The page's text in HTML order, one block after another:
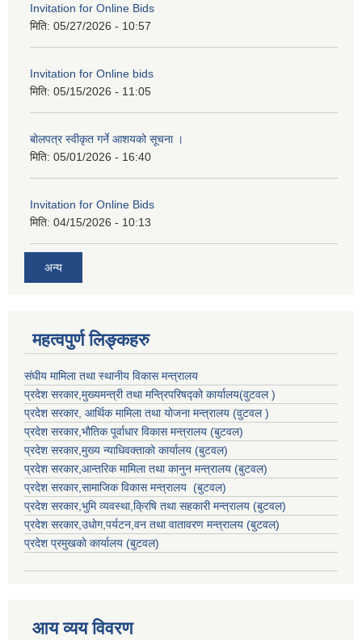
Invitation for Online Bids
मिति: 05/27/2026 - 10:57
Invitation for Online bids
मिति: 05/15/2026 - 11:05
बोलपत्र स्वीकृत गर्ने आशयको सूचना ।
मिति: 05/01/2026 - 16:40
Invitation for Online Bids
मिति: 04/15/2026 - 10:13
अन्य
महत्वपुर्ण लिङ्कहरु
संघीय मामिला तथा स्थानीय विकास मन्त्रालय
प्रदेश सरकार,मुख्यमन्त्री तथा मन्त्रिपरिषद्को कार्यालय(वुटवल )
प्रदेश सरकार, आर्थिक मामिला तथा योजना मन्त्रालय (वुटवल )
प्रदेश सरकार,भाैतिक पूर्वाधार विकास मन्त्रालय (बुटवल)
प्रदेश सरकार,मुख्य न्याधिवक्ताकाे कार्यालय (बुटवल)
प्रदेश सरकार,आन्तरिक मामिला तथा कानुन मन्त्रालय (बुटवल)
प्रदेश सरकार,सामाजिक विकास मन्त्रालय (बुटवल)
प्रदेश सरकार,भुमि व्यवस्था,क्रिषि तथा सहकारी मन्त्रालय (बुटवल)
प्रदेश सरकार,उधाेग,पर्यटन,वन तथा वातावरण मन्त्रालय (बुटवल)
प्रदेश प्रमुखकाे कार्यालय (बुटवल)
आय व्यय विवरण